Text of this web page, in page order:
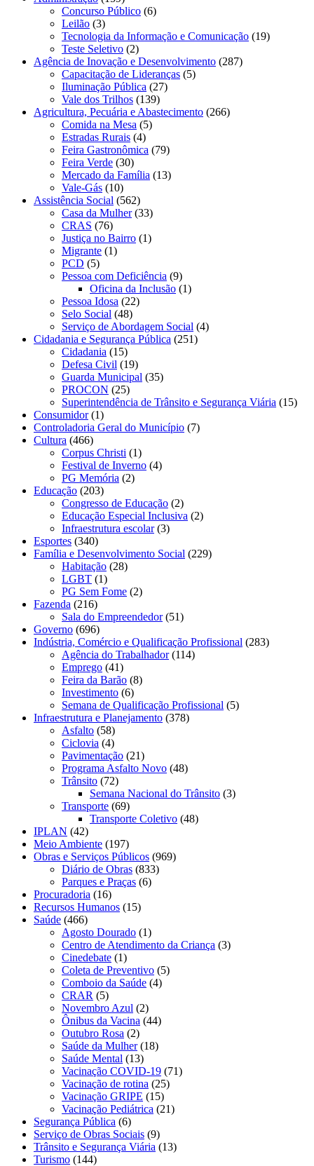
Concurso Público (6)
Leilão (3)
Tecnologia da Informação e Comunicação (19)
Teste Seletivo (2)
Agência de Inovação e Desenvolvimento (287)
Capacitação de Lideranças (5)
Iluminação Pública (27)
Vale dos Trilhos (139)
Agricultura, Pecuária e Abastecimento (266)
Comida na Mesa (5)
Estradas Rurais (4)
Feira Gastronômica (79)
Feira Verde (30)
Mercado da Família (13)
Vale-Gás (10)
Assistência Social (562)
Casa da Mulher(33)
CRAS (76)
Justiça no Bairro (1)
Migrante (1)
PCD (5)
Pessoa com Deficiência (9)
Oficina da Inclusão (1)
Pessoa Idosa (22)
Selo Social (48)
Serviço de Abordagem Social (4)
Cidadania e Segurança Pública (251)
Cidadania (15)
Defesa Civil (19)
Guarda Municipal (35)
PROCON (25)
Superintendência de Trânsito e Segurança Viária (15)
Consumidor(1)
Controladoria Geral do Município (7)
Cultura (466)
Corpus Christi (1)
Festival de Inverno (4)
PG Memória (2)
Educação (203)
Congresso de Educação (2)
Educação Especial Inclusiva (2)
Infraestrutura escolar(3)
Esportes (340)
Família e Desenvolvimento Social (229)
Habitação (28)
LGBT (1)
PG Sem Fome (2)
Fazenda (216)
Sala do Empreendedor(51)
Governo (696)
Indústria, Comércio e Qualificação Profissional (283)
Agência do Trabalhador(114)
Emprego (41)
Feira da Barão (8)
Investimento (6)
Semana de Qualificação Profissional (5)
Infraestrutura e Planejamento (378)
Asfalto (58)
Ciclovia (4)
Pavimentação (21)
Programa Asfalto Novo (48)
Trânsito (72)
Semana Nacional do Trânsito (3)
Transporte (69)
Transporte Coletivo (48)
IPLAN (42)
Meio Ambiente (197)
Obras e Serviços Públicos (969)
Diário de Obras (833)
Parques e Praças (6)
Procuradoria (16)
Recursos Humanos (15)
Saúde (466)
Agosto Dourado (1)
Centro de Atendimento da Criança (3)
Cinedebate (1)
Coleta de Preventivo (5)
Comboio da Saúde (4)
CRAR (5)
Novembro Azul (2)
Ônibus da Vacina (44)
Outubro Rosa (2)
Saúde da Mulher(18)
Saúde Mental (13)
Vacinação COVID-19 (71)
Vacinação de rotina (25)
Vacinação GRIPE (15)
Vacinação Pediátrica (21)
Segurança Pública (6)
Serviço de Obras Sociais (9)
Trânsito e Segurança Viária (13)
Turismo (144)